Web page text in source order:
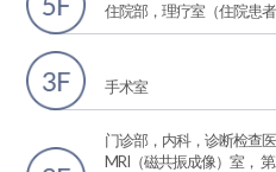
住院部，理疗室（住院患
手术室
门诊部，内科，诊断检查
MRI（磁共振成像）室，